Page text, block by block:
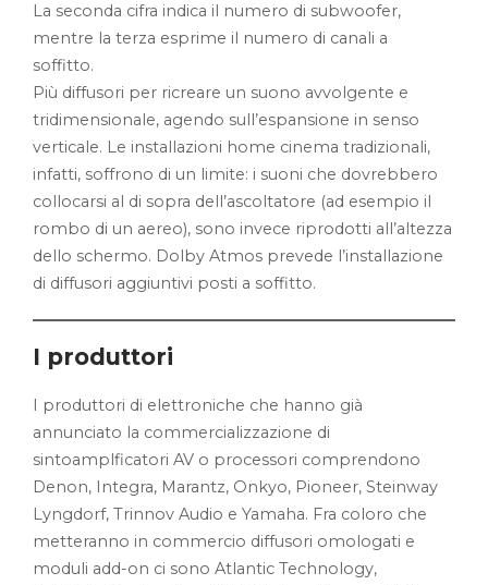
La seconda cifra indica il numero di subwoofer,
mentre la terza esprime il numero di canali a
soffitto.
Più diffusori per ricreare un suono avvolgente e
tridimensionale, agendo sull’espansione in senso
verticale. Le installazioni home cinema tradizionali,
infatti, soffrono di un limite: i suoni che dovrebbero
collocarsi al di sopra dell’ascoltatore (ad esempio il
rombo di un aereo), sono invece riprodotti all’altezza
dello schermo. Dolby Atmos prevede l’installazione
di diffusori aggiuntivi posti a soffitto.
I produttori
I produttori di elettroniche che hanno già
annunciato la commercializzazione di
sintoamplficatori AV o processori comprendono
Denon, Integra, Marantz, Onkyo, Pioneer, Steinway
Lyngdorf, Trinnov Audio e Yamaha. Fra coloro che
metteranno in commercio diffusori omologati e
moduli add-on ci sono Atlantic Technology,